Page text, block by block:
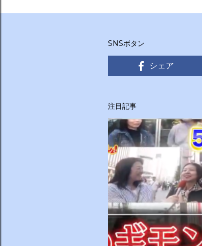
SNSボタン
シェア
注目記事